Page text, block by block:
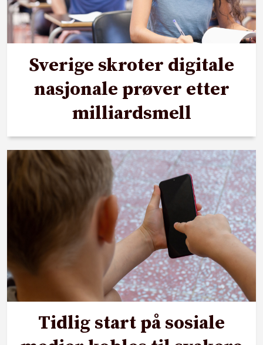
Sverige skroter digitale
nasjonale prøver etter
milliardsmell
Tidlig start på sosiale